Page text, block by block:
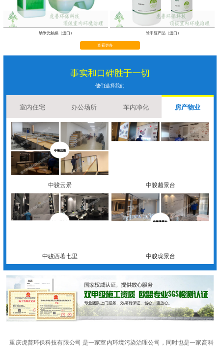
纳米光触媒（进口） 除甲醛产品（进口）
查看更多
事实和口碑胜于一切
他们选择我们
室内住宅 办公场所 车内净化 房产物业
中骏云景 中骏越景台
中骏西著七里 中骏珑景台
重庆虎普环保科技有限公司 是一家室内环境污染治理公司，同时也是一家高科